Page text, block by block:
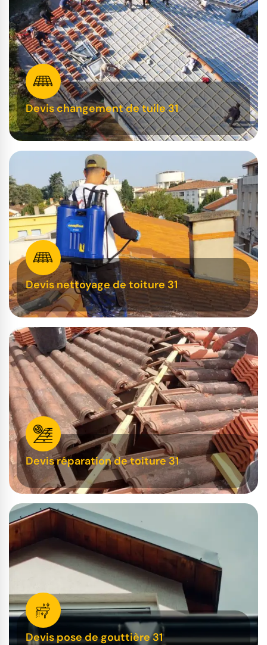
Devis changement de tuile 31
Devis nettoyage de toiture 31
Devis réparation de toiture 31
Devis pose de gouttière 31